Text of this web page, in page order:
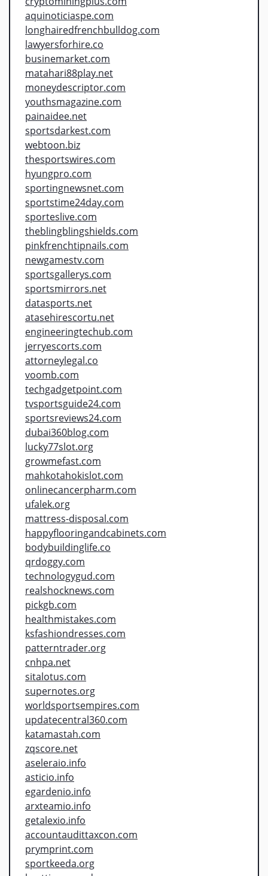
aquinoticiaspe.com
longhairedfrenchbulldog.com
lawyersforhire.co
businemarket.com
matahari88play.net
moneydescriptor.com
youthsmagazine.com
painaidee.net
sportsdarkest.com
webtoon.biz
thesportswires.com
hyungpro.com
sportingnewsnet.com
sportstime24day.com
sporteslive.com
theblingblingshields.com
pinkfrenchtipnails.com
newgamestv.com
sportsgallerys.com
sportsmirrors.net
datasports.net
atasehirescortu.net
engineeringtechub.com
jerryescorts.com
attorneylegal.co
voomb.com
techgadgetpoint.com
tvsportsguide24.com
sportsreviews24.com
dubai360blog.com
lucky77slot.org
growmefast.com
mahkotahokislot.com
onlinecancerpharm.com
ufalek.org
mattress-disposal.com
happyflooringandcabinets.com
bodybuildinglife.co
qrdoggy.com
technologygud.com
realshocknews.com
pickgb.com
healthmistakes.com
ksfashiondresses.com
patterntrader.org
cnhpa.net
sitalotus.com
supernotes.org
worldsportsempires.com
updatecentral360.com
katamastah.com
zqscore.net
aseleraio.info
asticio.info
egardenio.info
arxteamio.info
getalexio.info
accountaudittaxcon.com
prymprint.com
sportkeeda.org